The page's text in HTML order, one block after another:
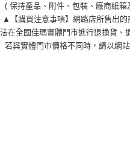
( 保持產品、附件、包裝、廠商紙箱
▲【購買注意事項】網路店所售出
法在全國佳瑪實體門市進行退換貨、
若與實體門市價格不同時，請以網